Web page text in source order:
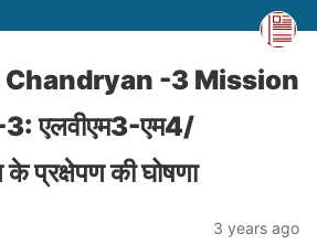
Chandryan -3 Mission
एलवीएम3-एम4/
प्रक्षेपण की घोषणा
3 years ago